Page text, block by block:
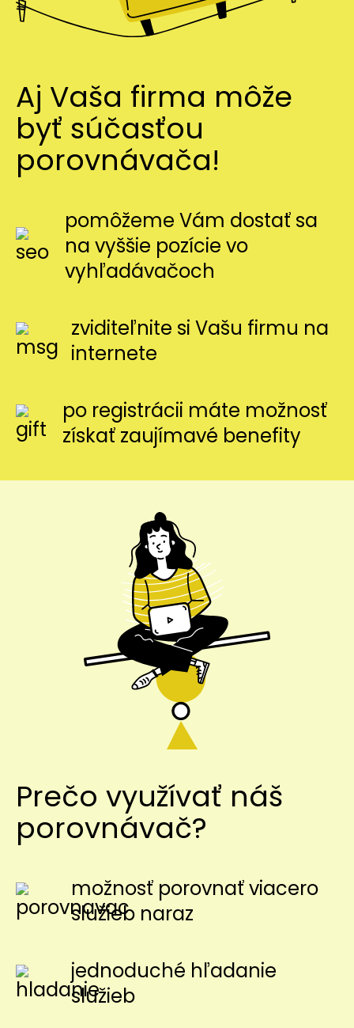
Aj Vaša firma môže
byť súčasťou
porovnávača!
pomôžeme Vám dostať sa
na vyššie pozície vo
vyhľadávačoch
zviditeľnite si Vašu firmu na
internete
po registrácii máte možnosť
získať zaujímavé benefity
Prečo využívať náš
porovnávač?
možnosť porovnať viacero
služieb naraz
jednoduché hľadanie
služieb